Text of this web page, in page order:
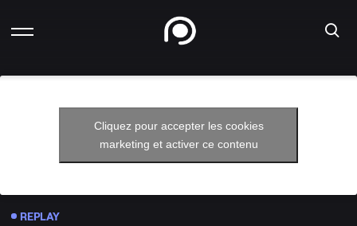
Cliquez pour accepter les cookies
marketing et activer ce contenu
REPLAY